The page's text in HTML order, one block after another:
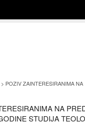
> POZIV ZAINTERESIRANIMA
NA
STUDIJA